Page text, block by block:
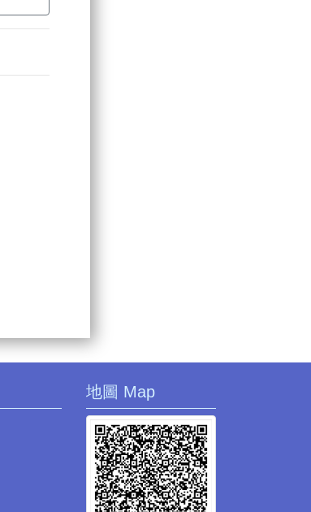
地圖 Map